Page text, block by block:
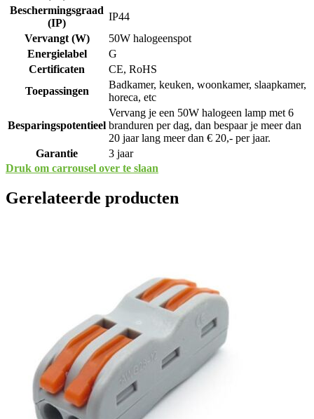
Beschermingsgraad
(IP)
IP44
Vervangt (W)
50W halogeenspot
Energielabel
G
Certificaten
CE, RoHS
Toepassingen
Badkamer, keuken, woonkamer, slaapkamer,
horeca, etc
Besparingspotentieel
Vervang je een 50W halogeen lamp met 6
branduren per dag, dan bespaar je meer dan
20 jaar lang meer dan € 20,- per jaar.
Garantie
3 jaar
Druk om carrousel over te slaan
Gerelateerde producten